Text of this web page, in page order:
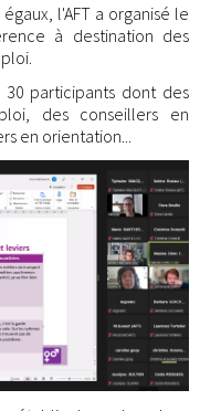
l'AFT a organisé le
à destination des
participants dont des
des conseillers en
en orientation...